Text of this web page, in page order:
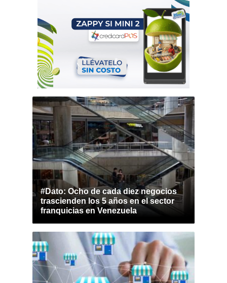
#Dato: Ocho de cada diez negocios
trascienden los 5 años en el sector
franquicias en Venezuela